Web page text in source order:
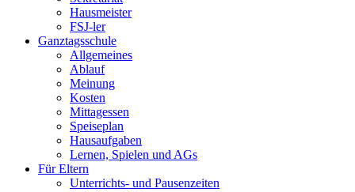
Hausmeister
FSJ-ler
Ganztagsschule
Allgemeines
Ablauf
Meinung
Kosten
Mittagessen
Speiseplan
Hausaufgaben
Lernen, Spielen und AGs
Für Eltern
Unterrichts- und Pausenzeiten